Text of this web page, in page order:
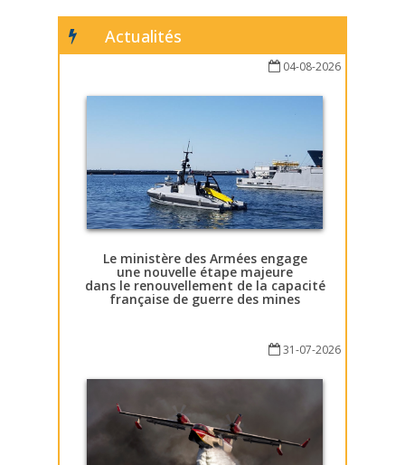
Actualités
04-08-2026
Le ministère des Armées engage
une nouvelle étape majeure
dans le renouvellement de la capacité
française de guerre des mines
31-07-2026